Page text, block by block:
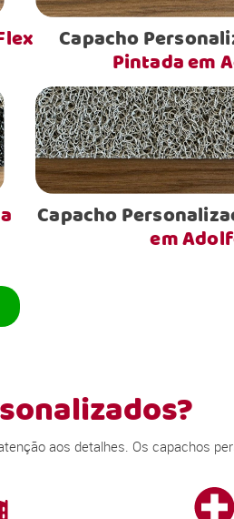
Capacho
Pintada em
Capacho
em
aos detalhes. Os capachos